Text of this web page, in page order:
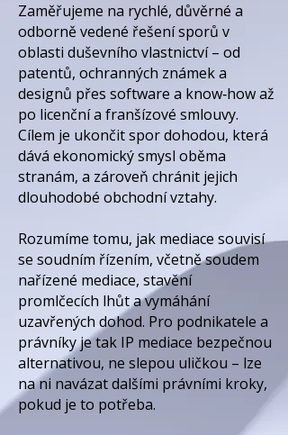
Zaměřujeme na rychlé, důvěrné a
odborně vedené řešení sporů v
oblasti duševního vlastnictví – od
patentů, ochranných známek a
designů přes software a know‑how až
po licenční a franšízové smlouvy.
Cílem je ukončit spor dohodou, která
dává ekonomický smysl oběma
stranám, a zároveň chránit jejich
dlouhodobé obchodní vztahy.​
Rozumíme tomu, jak mediace souvisí
se soudním řízením, včetně soudem
nařízené mediace, stavění
promlčecích lhůt a vymáhání
uzavřených dohod. Pro podnikatele a
právníky je tak IP mediace bezpečnou
alternativou, ne slepou uličkou – lze
na ni navázat dalšími právními kroky,
pokud je to potřeba.